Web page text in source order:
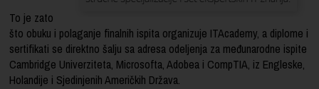
To je zato
što obuku i polaganje finalnih ispita organizuje ITAcademy, a diplome i
sertifikati se direktno šalju sa adresa odeljenja za međunarodne ispite
Cambridge Univerziteta, Microsofta, Adobea i CompTIA, iz Engleske,
Holandije i Sjedinjenih Američkih Država.